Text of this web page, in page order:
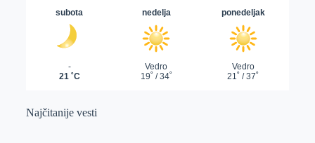
Najčitanije vesti